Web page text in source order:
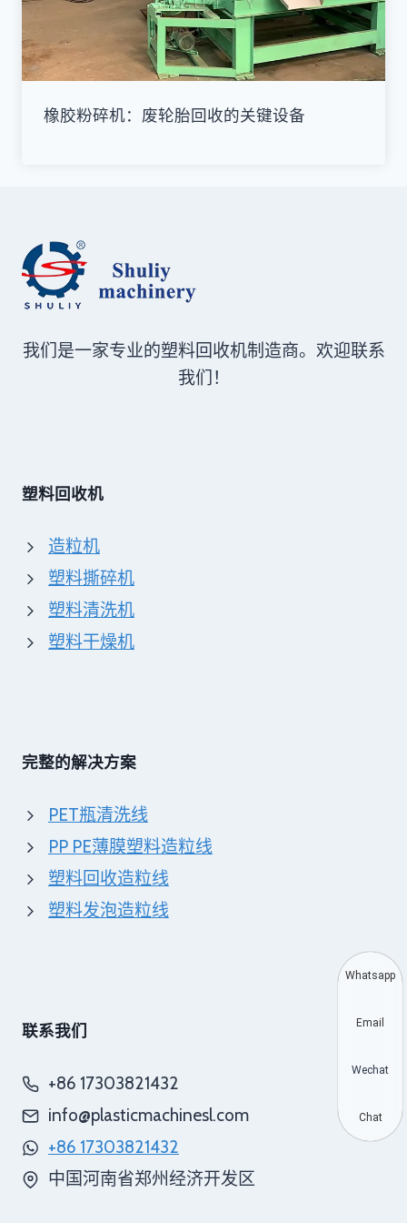
橡胶粉碎机：废轮胎回收的关键设备
我们是一家专业的塑料回收机制造商。欢迎联系
我们！
塑料回收机
造粒机
塑料撕碎机
塑料清洗机
塑料干燥机
完整的解决方案
PET瓶清洗线
PP PE薄膜塑料造粒线
塑料回收造粒线
塑料发泡造粒线
联系我们
+86 17303821432
info@plasticmachinesl.com
+86 17303821432
中国河南省郑州经济开发区
Whatsapp
Email
Wechat
Chat